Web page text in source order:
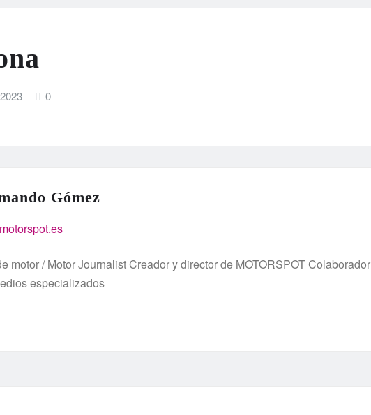
0
Gómez
motor / Motor Journalist Creador y director de MOTORSPOT Colaborador
especializados